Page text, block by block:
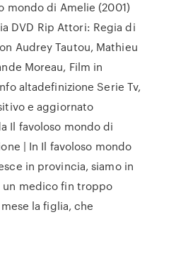
mondo di Amelie (2001)
DVD Rip Attori: Regia di
Audrey Tautou, Mathieu
Moreau, Film in
altadefinizione Serie Tv,
e aggiornato
Il favoloso mondo di
| In Il favoloso mondo
in provincia, siamo in
un medico fin troppo
la figlia, che